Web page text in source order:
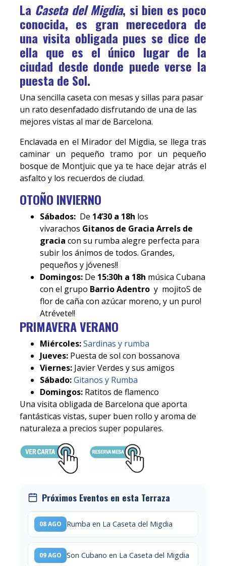
La Caseta del Migdia, si bien es poco
conocida, es gran merecedora de
una visita obligada pues se dice de
ella que es el único lugar de la
ciudad desde donde puede verse la
puesta de Sol.
Una sencilla caseta con mesas y sillas para pasar
un rato desenfadado disfrutando de una de las
mejores vistas al mar de Barcelona.
Enclavada en el Mirador del Migdia, se llega tras
caminar un pequeño tramo por un pequeño
bosque de Montjuïc que ya te hace dejar atrás el
asfalto y los recuerdos de ciudad.
OTOÑO INVIERNO
Sábados: De 14’30 a 18h los
vivarachos Gitanos de Gracia Arrels de
gracia con su rumba alegre perfecta para
subir los ánimos de todos. Grandes,
pequeños y jóvenes!!
Domingos: De 15:30h a 18h música Cubana
con el grupo Barrio Adentro y mojitoS de
flor de caña con azúcar moreno, y un puro!
Atrévete!!
PRIMAVERA VERANO
Miércoles:Sardinas y rumba
Jueves: Puesta de sol con bossanova
Viernes: Javier Verdes y sus amigos
Sábado:Gitanos y Rumba
Domingos: Ratitos de flamenco
Una visita obligada de Barcelona que aporta
fantásticas vistas, super buen rollo y aroma de
naturaleza a precios super populares.
Próximos Eventos en esta Terraza
08 AGO Rumba en La Caseta del Migdia
09 AGO Son Cubano en La Caseta del Migdia